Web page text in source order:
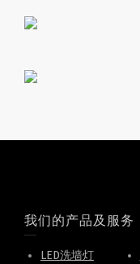
我们的产品及服务
LED洗墙灯